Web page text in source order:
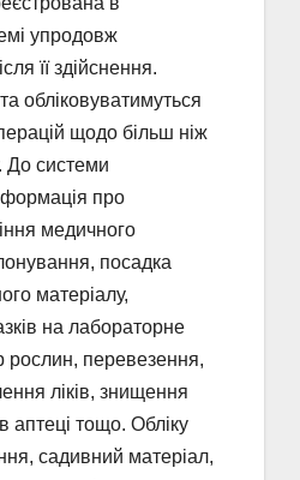
упродовж
її здійснення.
обліковуватимуться
щодо більш ніж
До системи
про
медичного
посадка
матеріалу,
на лабораторне
рослин, перевезення,
ліків, знищення
аптеці тощо. Обліку
садивний матеріал,